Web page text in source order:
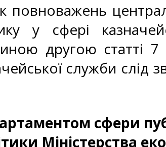
повноважень
у сфері
другою статті
служби
сфери
Міністерства